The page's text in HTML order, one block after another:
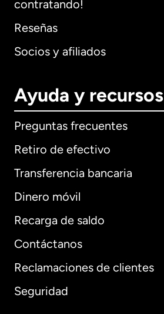
contratando!
Reseñas
Socios y afiliados
Ayuda y recursos
Preguntas frecuentes
Retiro de efectivo
Transferencia bancaria
Dinero móvil
Recarga de saldo
Contáctanos
Reclamaciones de clientes
Seguridad